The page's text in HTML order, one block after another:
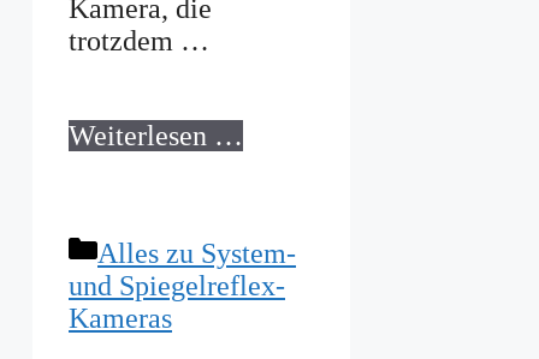
Kamera, die
trotzdem …
Weiterlesen …
Kategorien
Alles zu System-
und Spiegelreflex-
Kameras